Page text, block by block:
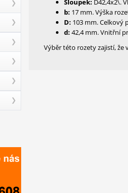
Sloupek: D42,4x2\.
b: 17 mm. Výška
D: 103 mm. Celkový
d: 42,4 mm. Vnitřní
Výběr této rozety zajistí, že